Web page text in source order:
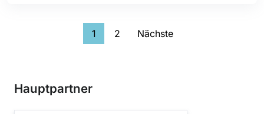
1 2 Nächste
Hauptpartner